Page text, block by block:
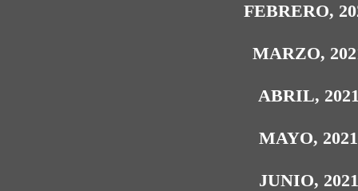
FEBRERO,
MARZO,
ABRIL,
MAYO, 2021
JUNIO, 2021